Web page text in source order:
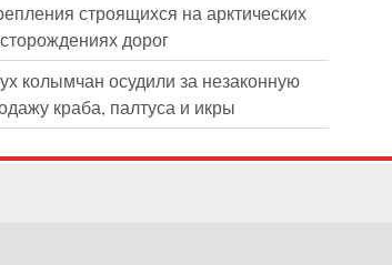
строящихся на арктических
дорог
колымчан осудили за незаконную
краба, палтуса и икры